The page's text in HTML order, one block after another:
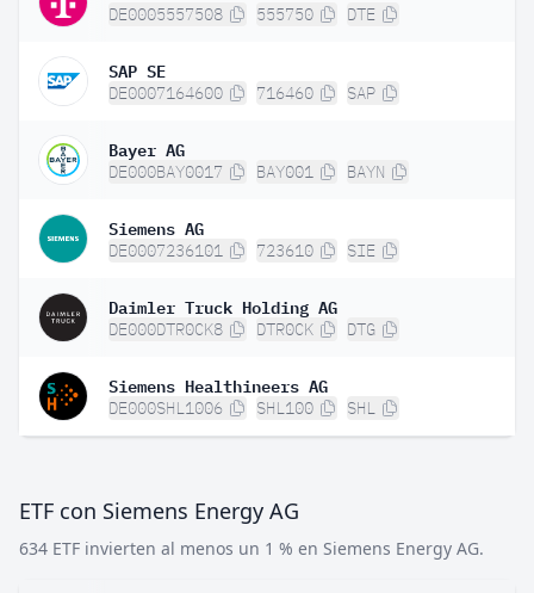
DE0005557508 555750 DTE
SAP SE
DE0007164600 716460 SAP
Bayer AG
DE000BAY0017 BAY001 BAYN
Siemens AG
DE0007236101 723610 SIE
Daimler Truck Holding AG
DE000DTR0CK8 DTR0CK DTG
Siemens Healthineers AG
DE000SHL1006 SHL100 SHL
ETF con Siemens Energy AG
634 ETF invierten al menos un 1 % en Siemens Energy AG.